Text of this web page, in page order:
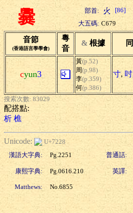
爨 部首: [86]
大五碼: C679
音節
(香港語言學學會)
粵
音
& 根據
cyun3
黃(p.52)
周(p.98)
李(p.359)
何(p.386)
寸, 吋
搜索次數: 83029
配搭點:
析 樵
Unicode:
U+7228
漢語大字典:
Pg.2251 普通話:
康熙字典: Pg.0616.210 英譯:
Matthews: No.6855